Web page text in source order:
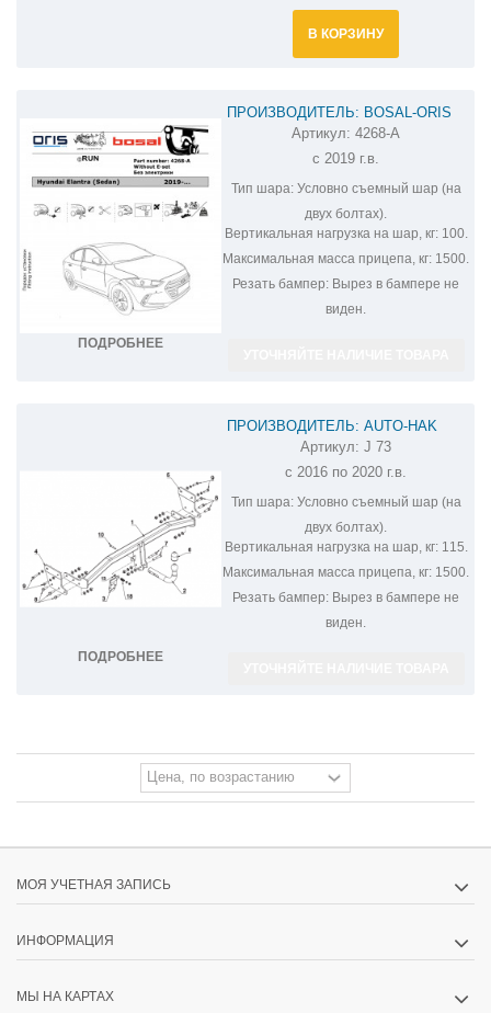
В КОРЗИНУ
ПОДРОБНЕЕ
ПРОИЗВОДИТЕЛЬ: BOSAL-ORIS
ФАРКОП НА HYUNDAI ELANTRA 4268-
A
Артикул: 4268-A
с 2019 г.в.
Тип шара:Условно съемный шар (на
двух болтах).
Вертикальная нагрузка на шар, кг:100.
Максимальная масса прицепа, кг: 1500.
Резать бампер: Вырез в бампере не
виден.
ПОДРОБНЕЕ
ПРОИЗВОДИТЕЛЬ: AUTO-HAK
ФАРКОП НА HYUNDAI ELANTRA J 73
Артикул: J 73
с 2016 по 2020 г.в.
Тип шара:Условно съемный шар (на
двух болтах).
Вертикальная нагрузка на шар, кг:115.
Максимальная масса прицепа, кг: 1500.
Резать бампер: Вырез в бампере не
виден.
МОЯ УЧЕТНАЯ ЗАПИСЬ
ИНФОРМАЦИЯ
МЫ НА КАРТАХ